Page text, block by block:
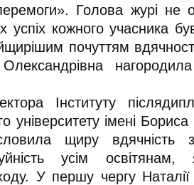
Голова журі не
успіх кожного учасника
почуттям
Інституту
університету імені
щиру вдячність
усім освітянам,
У першу чергу Наталії